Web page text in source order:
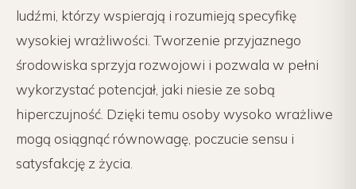
ludźmi, którzy wspierają i rozumieją specyfikę
wysokiej wrażliwości. Tworzenie przyjaznego
środowiska sprzyja rozwojowi i pozwala w pełni
wykorzystać potencjał, jaki niesie ze sobą
hiperczujność. Dzięki temu osoby wysoko wrażliwe
mogą osiągnąć równowagę, poczucie sensu i
satysfakcję z życia.